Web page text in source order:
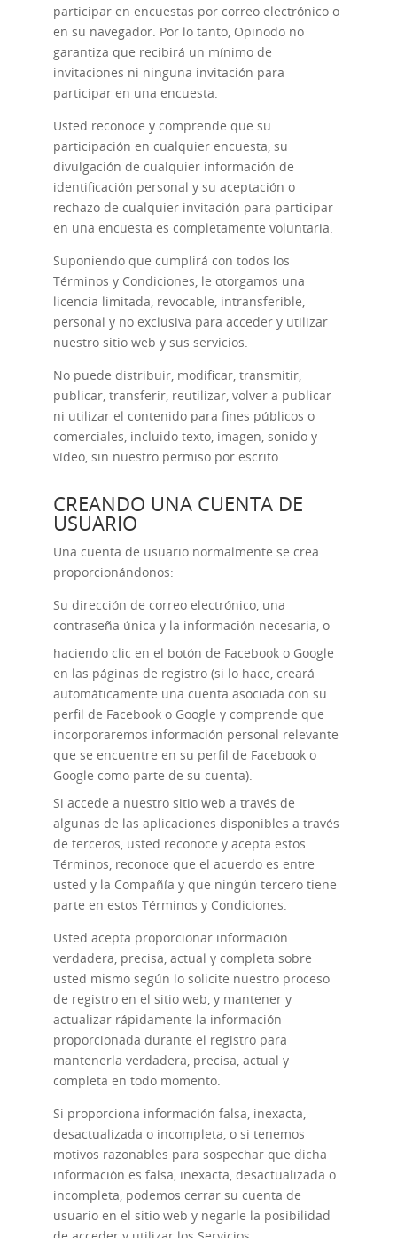
participar en encuestas por correo electrónico o
en su navegador. Por lo tanto, Opinodo no
garantiza que recibirá un mínimo de
invitaciones ni ninguna invitación para
participar en una encuesta.
Usted reconoce y comprende que su
participación en cualquier encuesta, su
divulgación de cualquier información de
identificación personal y su aceptación o
rechazo de cualquier invitación para participar
en una encuesta es completamente voluntaria.
Suponiendo que cumplirá con todos los
Términos y Condiciones, le otorgamos una
licencia limitada, revocable, intransferible,
personal y no exclusiva para acceder y utilizar
nuestro sitio web y sus servicios.
No puede distribuir, modificar, transmitir,
publicar, transferir, reutilizar, volver a publicar
ni utilizar el contenido para fines públicos o
comerciales, incluido texto, imagen, sonido y
vídeo, sin nuestro permiso por escrito.
CREANDO UNA CUENTA DE
USUARIO
Una cuenta de usuario normalmente se crea
proporcionándonos:
Su dirección de correo electrónico, una
contraseña única y la información necesaria, o
haciendo clic en el botón de Facebook o Google
en las páginas de registro (si lo hace, creará
automáticamente una cuenta asociada con su
perfil de Facebook o Google y comprende que
incorporaremos información personal relevante
que se encuentre en su perfil de Facebook o
Google como parte de su cuenta).
Si accede a nuestro sitio web a través de
algunas de las aplicaciones disponibles a través
de terceros, usted reconoce y acepta estos
Términos, reconoce que el acuerdo es entre
usted y la Compañía y que ningún tercero tiene
parte en estos Términos y Condiciones.
Usted acepta proporcionar información
verdadera, precisa, actual y completa sobre
usted mismo según lo solicite nuestro proceso
de registro en el sitio web, y mantener y
actualizar rápidamente la información
proporcionada durante el registro para
mantenerla verdadera, precisa, actual y
completa en todo momento.
Si proporciona información falsa, inexacta,
desactualizada o incompleta, o si tenemos
motivos razonables para sospechar que dicha
información es falsa, inexacta, desactualizada o
incompleta, podemos cerrar su cuenta de
usuario en el sitio web y negarle la posibilidad